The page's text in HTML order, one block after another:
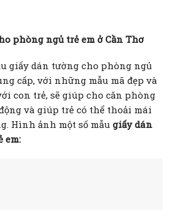
phòng ngủ trẻ em ở Cần Thơ
giấy dán tường cho phòng ngủ
cấp, với những mẫu mã đẹp và
con trẻ, sẽ giúp cho căn phòng
và giúp trẻ có thể thoải mái
Hình ảnh một số mẫu giấy dán
em: